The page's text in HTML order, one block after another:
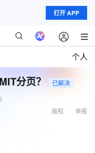
打开 APP
个人
分页？
已解决
举报
版权